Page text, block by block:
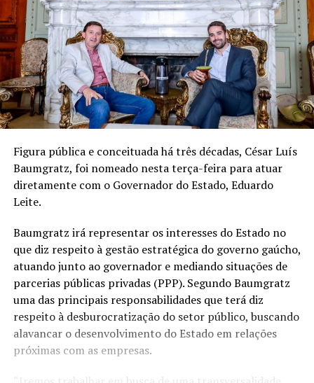
Figura pública e conceituada há três décadas, César Luís
Baumgratz, foi nomeado nesta terça-feira para atuar
diretamente com o Governador do Estado, Eduardo
Leite.
Baumgratz irá representar os interesses do Estado no
que diz respeito à gestão estratégica do governo gaúcho,
atuando junto ao governador e mediando situações de
parcerias públicas privadas (PPP). Segundo Baumgratz
uma das principais responsabilidades que terá diz
respeito à desburocratização do setor público, buscando
alavancar o desenvolvimento do Estado em relações
próximas com as empresas.